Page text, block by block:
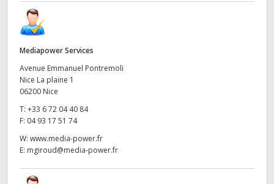
Mediapower Services
Avenue Emmanuel Pontremoli
Nice La plaine 1
06200 Nice
T: +33 6 72 04 40 84
F: 04 93 17 51 74
W: www.media-power.fr
E: mgiroud@media-power.fr